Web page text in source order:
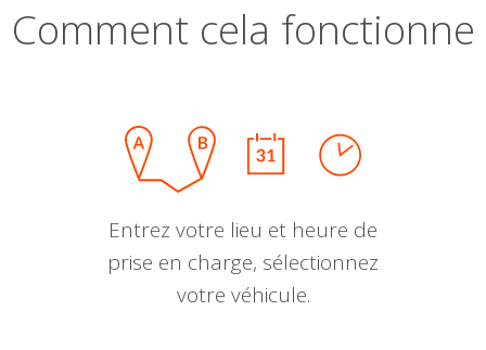
Comment cela fonctionne
Entrez votre lieu et heure de
prise en charge, sélectionnez
votre véhicule.